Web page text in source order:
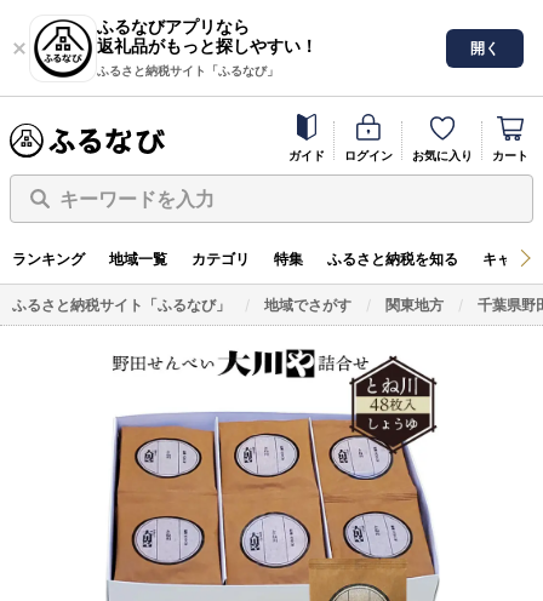
ふるなびアプリなら
返礼品がもっと探しやすい！
ふるさと納税サイト「ふるなび」
開く
ガイド ログイン お気に入り カート
キーワードを入力
ランキング 地域一覧 カテゴリ 特集 ふるさと納税を知る キャン
ふるさと納税サイト「ふるなび」 地域でさがす 関東地方 千葉県野